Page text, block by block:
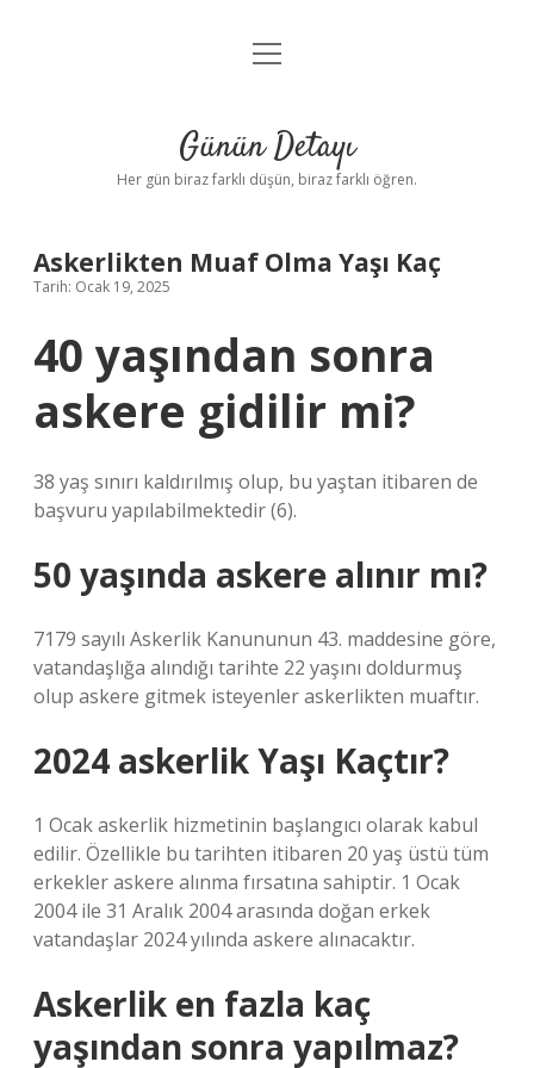
Anasayfa
Yasal Uyarı
menüyü
Günün Detayı
Her gün biraz farklı düşün, biraz farklı öğren.
Askerlikten Muaf Olma Yaşı Kaç
Tarih: Ocak 19, 2025
40 yaşından sonra
askere gidilir mi?
38 yaş sınırı kaldırılmış olup, bu yaştan itibaren de
başvuru yapılabilmektedir (6).
50 yaşında askere alınır mı?
7179 sayılı Askerlik Kanununun 43. maddesine göre,
vatandaşlığa alındığı tarihte 22 yaşını doldurmuş
olup askere gitmek isteyenler askerlikten muaftır.
2024 askerlik Yaşı Kaçtır?
1 Ocak askerlik hizmetinin başlangıcı olarak kabul
edilir. Özellikle bu tarihten itibaren 20 yaş üstü tüm
erkekler askere alınma fırsatına sahiptir. 1 Ocak
2004 ile 31 Aralık 2004 arasında doğan erkek
vatandaşlar 2024 yılında askere alınacaktır.
Askerlik en fazla kaç
yaşından sonra yapılmaz?